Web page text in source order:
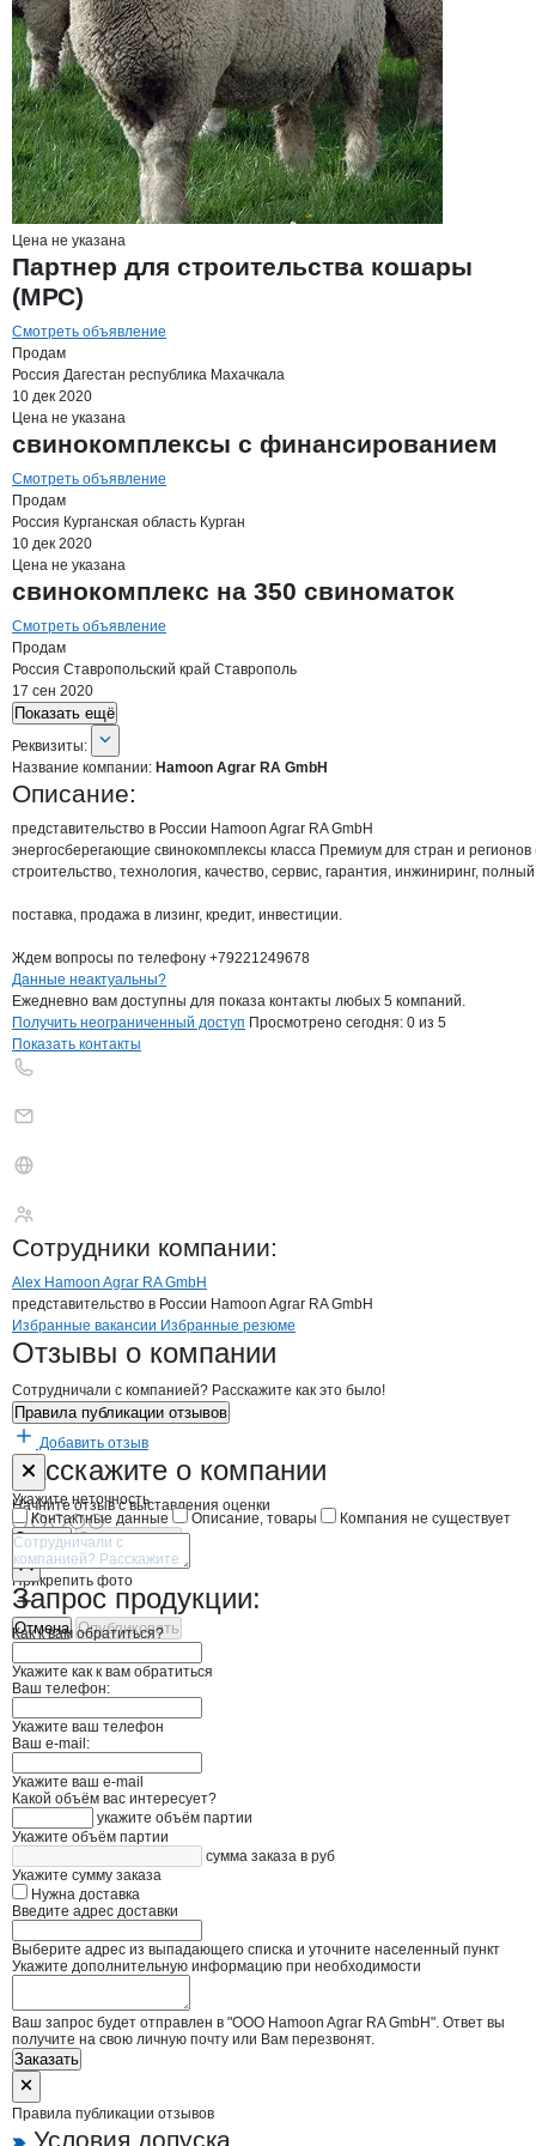
Цена не указана
Партнер для строительства кошары
(МРС)
Смотреть объявление
Продам
Россия Дагестан республика Махачкала
10 дек 2020
Цена не указана
свинокомплексы с финансированием
Смотреть объявление
Продам
Россия Курганская область Курган
10 дек 2020
Цена не указана
свинокомплекс на 350 свиноматок
Смотреть объявление
Продам
Россия Ставропольский край Ставрополь
17 сен 2020
Показать ещё
О компании
Реквизиты
Реквизиты:
Название компании: Hamoon Agrar RA GmbH
Описание:
представительство в России Hamoon Agrar RA GmbH
энергосберегающие свинокомплексы класса Премиум для стран и регионов
строительство, технология, качество, сервис, гарантия, инжиниринг, полный
поставка, продажа в лизинг, кредит, инвестиции.
Ждем вопросы по телефону +79221249678
Контактыкомпании
+7(800)000-00-..
Данные неактуальны?
Ежедневно вам доступны для показа контакты любых 5 компаний.
Получить неограниченный доступ Просмотрено сегодня: 0 из 5
Показать контакты
Сотрудники компании:
Alex Hamoon Agrar RA GmbH
представительство в России Hamoon Agrar RA GmbH
Брендыкомпани Hamoon Agrar RA
Вакансии вHamoon Agrar RA GmbH
Избранные вакансии Избранные резюме
Новости oHamoon Agrar RA GmbH,
Отзывы о компании
Сотрудничали с компанией? Расскажите как это было!
Правила публикации отзывов
Добавить отзыв
Расскажите о компании
Начните отзыв с выставления оценки
Прикрепить фото
Отмена Опубликовать
Форма обратной связи о неточностях
Укажите неточность
Контактные данные
Описание, товары Компания не существует
Отмена Опубликовать
Запрос продукции:
Как к вам обратиться?
Укажите как к вам обратиться
Ваш телефон:
Укажите ваш телефон
Ваш e-mail:
Укажите ваш e-mail
Какой объём вас интересует?
укажите объём партии
Укажите объём партии
сумма заказа в руб
Укажите сумму заказа
Нужна доставка
Введите адрес доставки
Выберите адрес из выпадающего списка и уточните населенный пункт
Укажите дополнительную информацию при необходимости
Ваш запрос будет отправлен в "ООО Hamoon Agrar RA GmbH". Ответ вы
получите на свою личную почту или Вам перезвонят.
Заказать
Правила публикации отзывов
Условия допуска